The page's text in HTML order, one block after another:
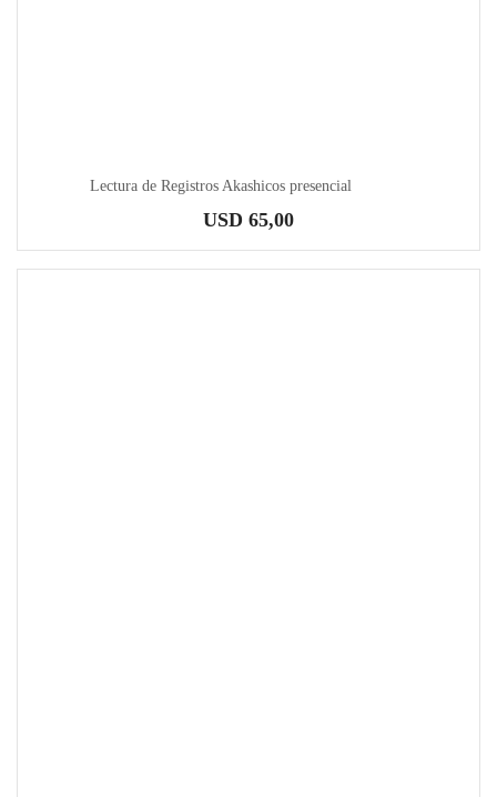
Lectura de Registros Akashicos presencial
USD 65,00